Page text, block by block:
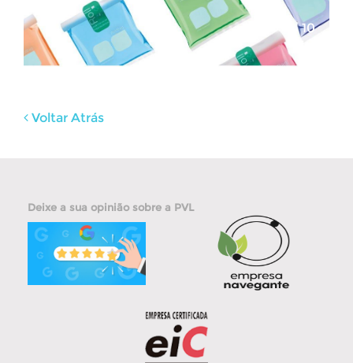
10
Voltar Atrás
Deixe a sua opinião sobre a PVL